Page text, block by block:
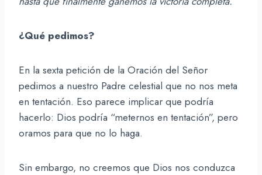
¿Qué pedimos?
En la sexta petición de la Oración del Señor
pedimos a nuestro Padre celestial que no nos meta
en tentación. Eso parece implicar que podría
hacerlo: Dios podría “meternos en tentación”, pero
oramos para que no lo haga.
Sin embargo, no creemos que Dios nos conduzca